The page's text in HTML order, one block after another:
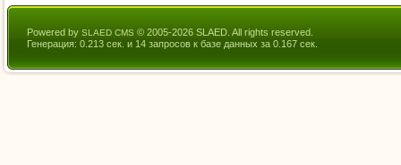
Powered by SLAED CMS © 2005-2026 SLAED. All rights reserved.
Генерация: 0.213 сек. и 14 запросов к базе данных за 0.167 сек.